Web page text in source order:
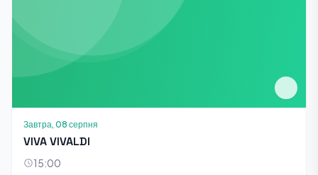
Завтра, 08 серпня
VIVA VIVALDI
15:00